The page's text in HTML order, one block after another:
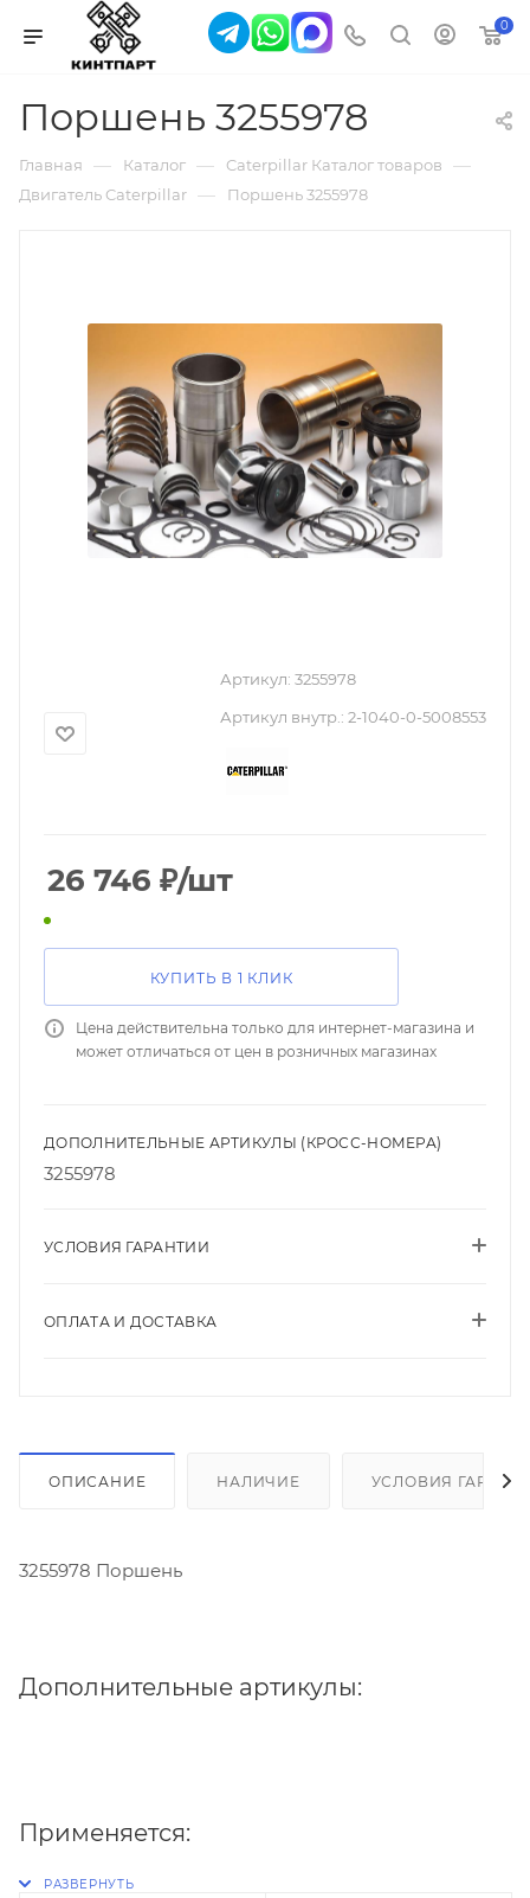
0
Поршень 3255978
Главная — Каталог — Caterpillar Каталог товаров —
Двигатель Caterpillar — Поршень 3255978
Артикул: 3255978
Артикул внутр.: 2-1040-0-5008553
26 746 ₽/шт
КУПИТЬ В 1 КЛИК
Цена действительна только для интернет-магазина и
может отличаться от цен в розничных магазинах
ДОПОЛНИТЕЛЬНЫЕ АРТИКУЛЫ (КРОСС-НОМЕРА)
3255978
УСЛОВИЯ ГАРАНТИИ
ОПЛАТА И ДОСТАВКА
ОПИСАНИЕ НАЛИЧИЕ УСЛОВИЯ
3255978 Поршень
Дополнительные артикулы:
Применяется: